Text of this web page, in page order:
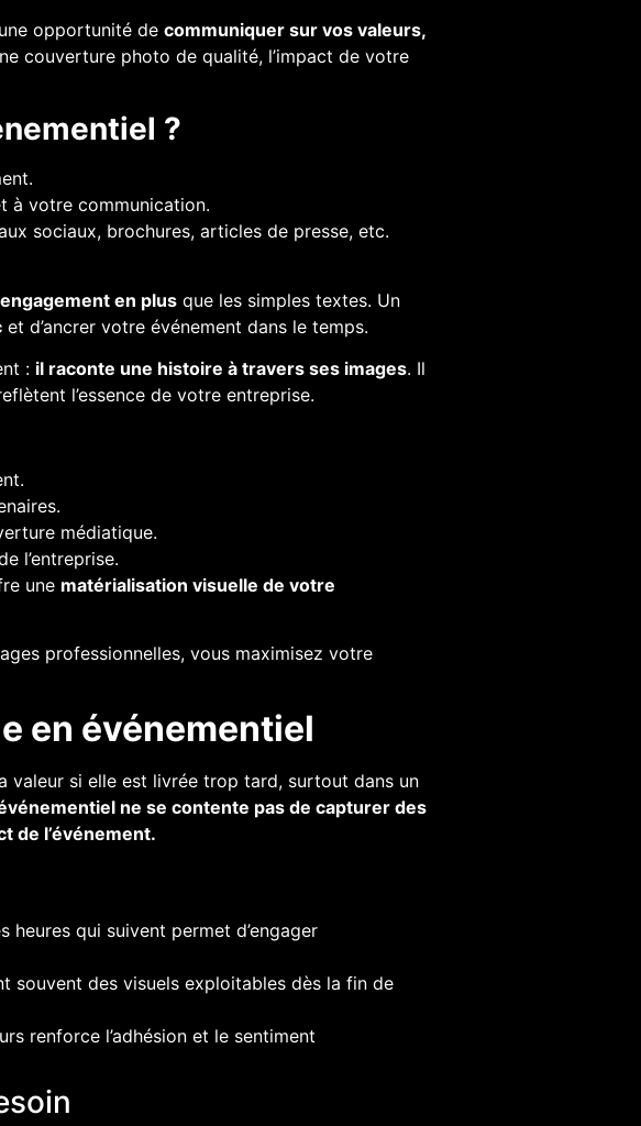
opportunité de communiquer sur vos valeurs,
couverture photo de qualité, l’impact de votre
?
à votre communication.
sociaux, brochures, articles de presse, etc.
en plus que les simples textes. Un
et d’ancrer votre événement dans le temps.
: il raconte une histoire à travers ses images. Il
l’essence de votre entreprise.
médiatique.
l’entreprise.
une matérialisation visuelle de votre
professionnelles, vous maximisez votre
en événementiel
valeur si elle est livrée trop tard, surtout dans un
ne se contente pas de capturer des
de l’événement.
qui suivent permet d’engager
souvent des visuels exploitables dès la fin de
renforce l’adhésion et le sentiment